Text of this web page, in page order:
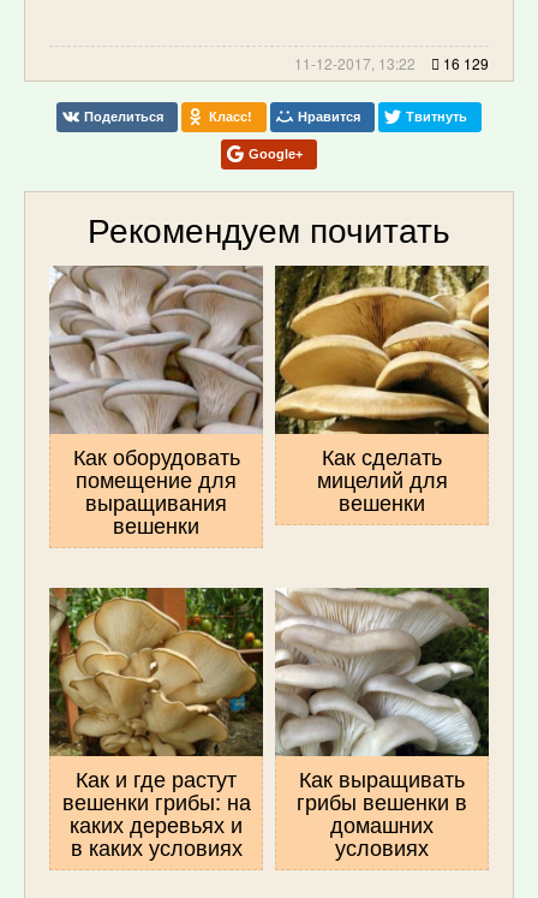
11-12-2017, 13:22 16 129
Поделиться Класс! Нравится Твитнуть
Google+
Рекомендуем почитать
Как оборудовать
помещение для
выращивания
вешенки
Как сделать
мицелий для
вешенки
Как и где растут
вешенки грибы: на
каких деревьях и
в каких условиях
Как выращивать
грибы вешенки в
домашних
условиях